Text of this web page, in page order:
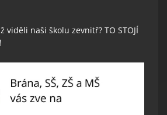
viděli naši školu zevnitř? TO STOJÍ